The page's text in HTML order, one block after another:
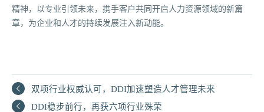
精神，以专业引领未来，携手客户共同开启人力资源领域的新篇
章，为企业和人才的持续发展注入新动能。
双项行业权威认可，DDI加速塑造人才管理未来
DDI稳步前行，再获六项行业殊荣